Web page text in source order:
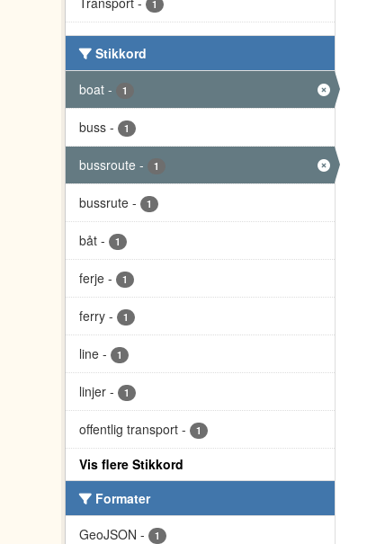
1
Stikkord
boat - 1
buss - 1
bussroute - 1
bussrute - 1
båt - 1
ferje - 1
ferry - 1
line - 1
linjer - 1
offentlig transport - 1
Vis flere Stikkord
Formater
GeoJSON - 1